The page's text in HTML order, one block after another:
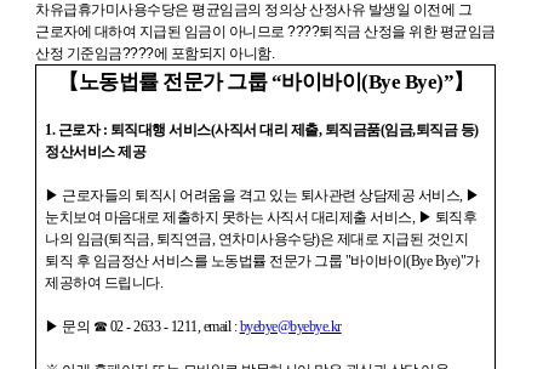
차유급휴가미사용수당은 평균임금의 정의상 산정사유 발생일 이전에 그
근로자에 대하여 지급된 임금이 아니므로 ????퇴직금 산정을 위한 평균임금
산정 기준임금????에 포함되지 아니함.
【노동법률 전문가 그룹 “바이바이(Bye Bye)”】
1. 근로자 : 퇴직대행 서비스(사직서 대리 제출, 퇴직금품(임금,퇴직금 등)
정산서비스 제공
▶ 근로자들의 퇴직시 어려움을 격고 있는 퇴사관련 상담제공 서비스, ▶
눈치보여 마음대로 제출하지 못하는 사직서 대리제출 서비스, ▶ 퇴직후
나의 임금(퇴직금, 퇴직연금, 연차미사용수당)은 제대로 지급된 것인지
퇴직 후 임금정산 서비스를 노동법률 전문가 그룹 "바이바이(Bye Bye)"가
제공하여 드립니다.
▶ 문의 ☎ 02 - 2633 - 1211, email :byebye@byebye.kr